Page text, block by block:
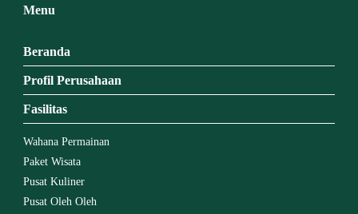
Menu
Beranda
Profil Perusahaan
Fasilitas
Wahana Permainan
Paket Wisata
Pusat Kuliner
Pusat Oleh Oleh